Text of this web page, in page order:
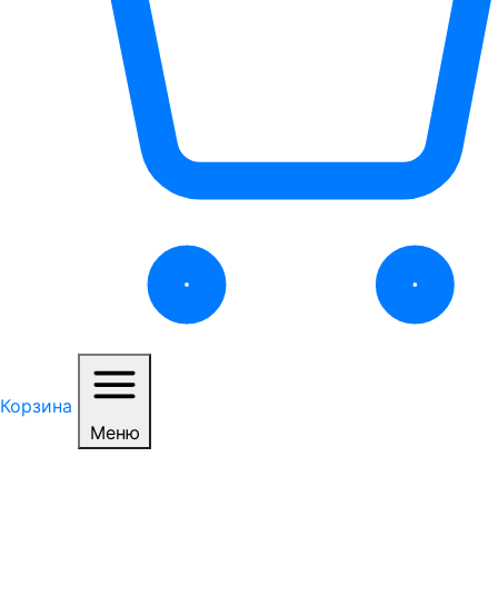
Корзина
Меню